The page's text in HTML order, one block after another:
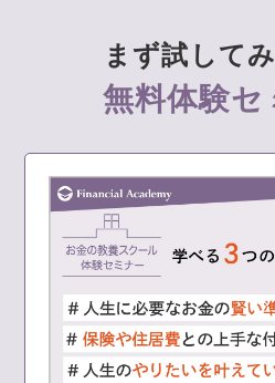
14-6-1 家族信託を使った財産管理
vol.15 人生を豊かにするお金
study 1 人生を楽しむ力を身に
15-1-1 自分なりの「楽しさ」を
15-1-2 時間の使い方が人生の質
15-1-3 お金と幸福のバランスを
15-1-4 人生を豊かにするため
study 2 人生を構成する5つの資
15-2-1 人生は資産配分で決まる
15-2-2 ① 金融資産
まず試して
無料体験